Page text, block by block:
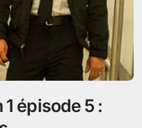
épisode 5 :